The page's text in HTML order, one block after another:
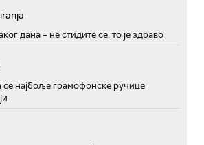
дана – не стидите се, то је здраво
се најбоље грамофонске ручице